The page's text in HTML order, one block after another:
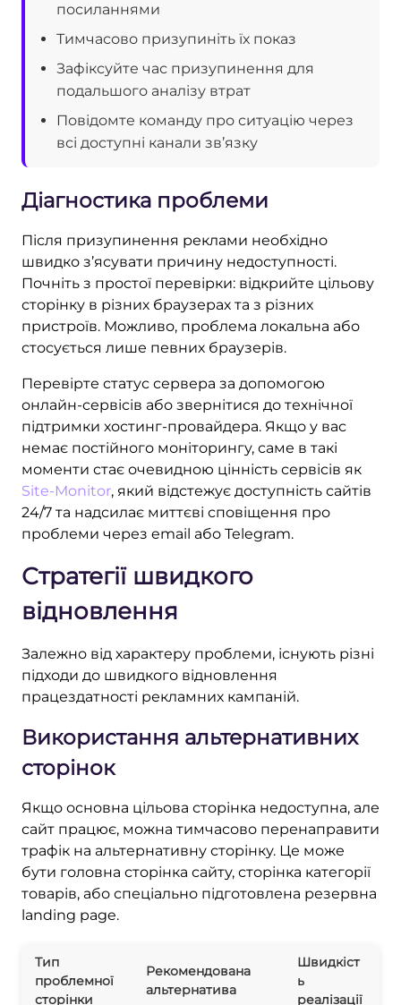
посиланнями
Тимчасово призупиніть їх показ
Зафіксуйте час призупинення для
подальшого аналізу втрат
Повідомте команду про ситуацію через
всі доступні канали зв’язку
Діагностика проблеми
Після призупинення реклами необхідно
швидко з’ясувати причину недоступності.
Почніть з простої перевірки: відкрийте цільову
сторінку в різних браузерах та з різних
пристроїв. Можливо, проблема локальна або
стосується лише певних браузерів.
Перевірте статус сервера за допомогою
онлайн-сервісів або звернітися до технічної
підтримки хостинг-провайдера. Якщо у вас
немає постійного моніторингу, саме в такі
моменти стає очевидною цінність сервісів як
Site-Monitor, який відстежує доступність сайтів
24/7 та надсилає миттєві сповіщення про
проблеми через email або Telegram.
Стратегії швидкого
відновлення
Залежно від характеру проблеми, існують різні
підходи до швидкого відновлення
працездатності рекламних кампаній.
Використання альтернативних
сторінок
Якщо основна цільова сторінка недоступна, але
сайт працює, можна тимчасово перенаправити
трафік на альтернативну сторінку. Це може
бути головна сторінка сайту, сторінка категорії
товарів, або спеціально підготовлена резервна
landing page.
Тип
проблемної
сторінки
Рекомендована
альтернатива
Швидкіст
ь
реалізації